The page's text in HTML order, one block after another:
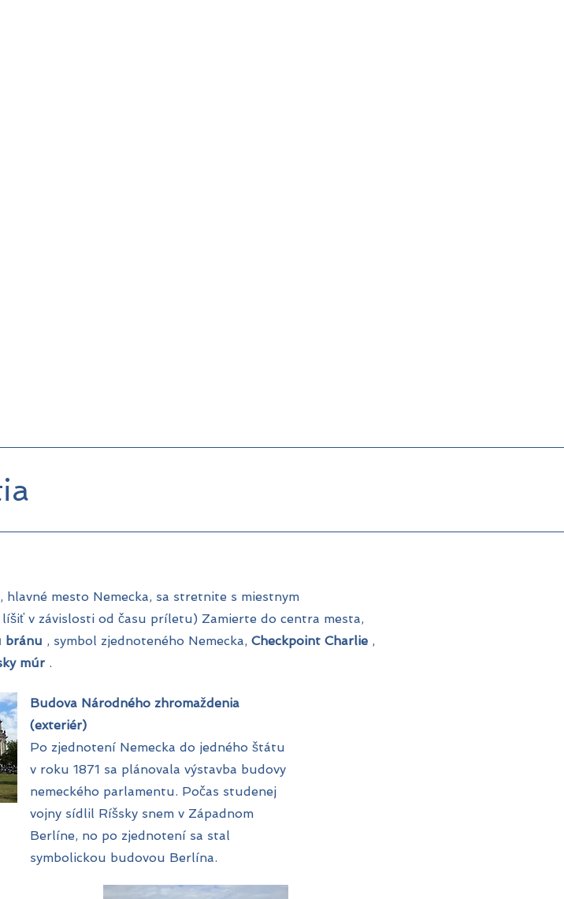
mesto Nemecka, sa stretnite s miestnym
líšiť v závislosti od času príletu) Zamierte do centra mesta,
bránu , symbol zjednoteného Nemecka, Checkpoint Charlie ,
múr .
Budova Národného zhromaždenia
(exteriér)
Po zjednotení Nemecka do jedného štátu
v roku 1871 sa plánovala výstavba budovy
nemeckého parlamentu. Počas studenej
vojny sídlil Ríšsky snem v Západnom
Berlíne, no po zjednotení sa stal
symbolickou budovou Berlína.